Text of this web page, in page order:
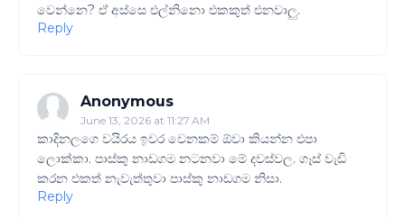
වෙන්නෙ? ඒ අස්සෙ එල්නිනො එකකුත් එනවාලු.
Reply
Anonymous
June 13, 2026 at 11:27 AM
කාදිනලගෙ වයිරය ඉවර වෙනකම් ඕවා කියන්න එපා
ලොක්කා. පාස්කු නාඩගම නටනවා මේ දවස්වල. ගෑස් වැඩි
කරන එකත් නැවැත්තුවා පාස්කු නාඩගම නිසා.
Reply